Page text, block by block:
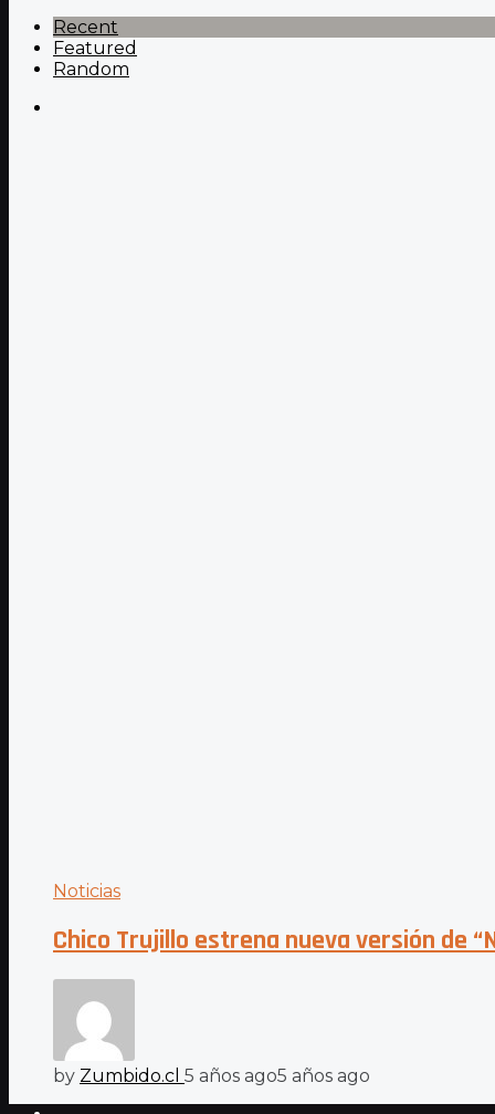
Recent
Featured
Random
Noticias
Chico Trujillo estrena nueva versión de
by Zumbido.cl 5 años ago5 años ago